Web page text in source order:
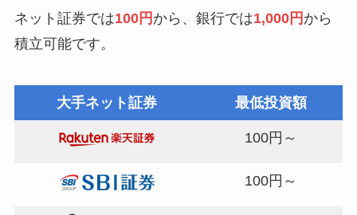
ネット証券では100円 から、銀行では1,000円 から
積立可能です。
大手ネット証券 最低投資額
100円～
100円～